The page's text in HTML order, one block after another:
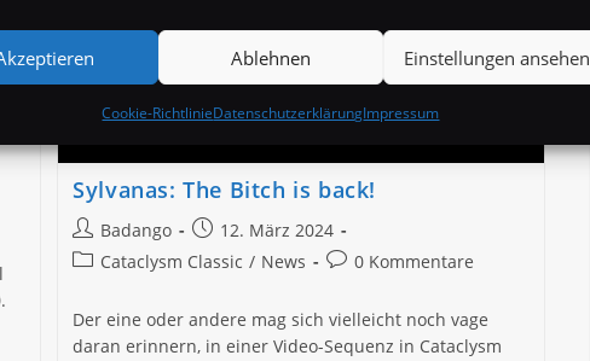
Ablehnen Einstellungen ansehen
Cookie-RichtlinieDatenschutzerklärungImpressum
Sylvanas: The Bitch is back!
Beitrags-
Autor:
Badango
Beitrag
veröffentlicht:
12. März 2024
Beitrags-
Cataclysm Classic / News
Beitrags-
0 Kommentare
Der eine oder andere mag sich vielleicht noch vage
daran erinnern, in einer Video-Sequenz in Cataclysm